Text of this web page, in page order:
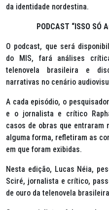
da identidade nordestina.
PODCAST “ISSO SÓ
O podcast, que será
do MIS, fará análises
telenovela brasileira e
narrativas no cenário
A cada episódio, o
e o jornalista e crítico
casos de obras que entraram
alguma forma, refletiram as
em que foram exibidas.
Nesta edição, Lucas Néia,
Sciré, jornalista e crítico,
de ouro da telenovela